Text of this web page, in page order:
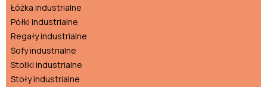
Łóżka industrialne
Półki industrialne
Regały industrialne
Sofy industrialne
Stoliki industrialne
Stoły industrialne